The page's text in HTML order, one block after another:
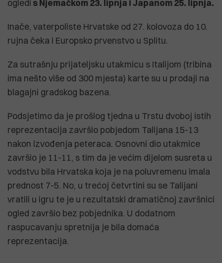
ogledi s Njemačkom 23. lipnja i Japanom 25. lipnja.
Inače, vaterpoliste Hrvatske od 27. kolovoza do 10.
rujna čeka i Europsko prvenstvo u Splitu.
Za sutrašnju prijateljsku utakmicu s Italijom (tribina
ima nešto više od 300 mjesta) karte su u prodaji na
blagajni gradskog bazena.
Podsjetimo da je prošlog tjedna u Trstu dvoboj istih
reprezentacija završio pobjedom Talijana 15-13
nakon izvođenja peteraca. Osnovni dio utakmice
završio je 11-11, s tim da je većim dijelom susreta u
vodstvu bila Hrvatska koja je na poluvremenu imala
prednost 7-5. No, u trećoj četvrtini su se Talijani
vratili u igru te je u rezultatski dramatičnoj završnici
ogled završio bez pobjednika. U dodatnom
raspucavanju spretnija je bila domaća
reprezentacija.